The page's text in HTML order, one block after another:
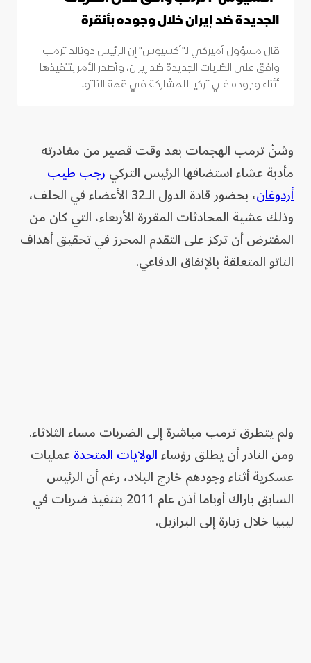
الجديدة ضد إيران خلال وجوده بأنقرة
قال مسؤول أميركي لـ"أكسيوس" إن الرئيس دونالد ترمب
وافق على الضربات الجديدة ضد إيران، وأصدر الأمر بتنفيذها
أثناء وجوده في تركيا للمشاركة في قمة الناتو.
وشنّ ترمب الهجمات بعد وقت قصير من مغادرته
مأدبة عشاء استضافها الرئيس التركيرجب طيب
أردوغان
، بحضور قادة الدول الـ32 الأعضاء في الحلف،
وذلك عشية المحادثات المقررة الأربعاء، التي كان من
المفترض أن تركز على التقدم المحرز في تحقيق أهداف
الناتو المتعلقة بالإنفاق الدفاعي.
ولم يتطرق ترمب مباشرة إلى الضربات مساء الثلاثاء.
ومن النادر أن يطلق رؤساءالولايات المتحدةعمليات
عسكرية أثناء وجودهم خارج البلاد، رغم أن الرئيس
السابق باراك أوباما أذن عام 2011 بتنفيذ ضربات في
ليبيا خلال زيارة إلى البرازيل.